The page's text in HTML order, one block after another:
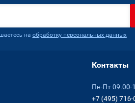
на обработку персональных данных
Контакты
Пн-Пт 09.00-
+7 (495) 716-